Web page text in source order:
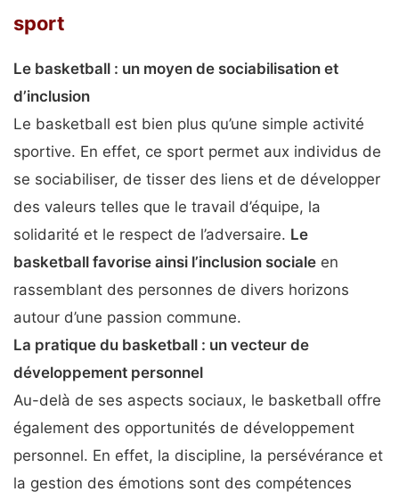
sport
Le basketball : un moyen de sociabilisation et
d’inclusion
Le basketball est bien plus qu’une simple activité
sportive. En effet, ce sport permet aux individus de
se sociabiliser, de tisser des liens et de développer
des valeurs telles que le travail d’équipe, la
solidarité et le respect de l’adversaire. Le
basketball favorise ainsi l’inclusion sociale en
rassemblant des personnes de divers horizons
autour d’une passion commune.
La pratique du basketball : un vecteur de
développement personnel
Au-delà de ses aspects sociaux, le basketball offre
également des opportunités de développement
personnel. En effet, la discipline, la persévérance et
la gestion des émotions sont des compétences